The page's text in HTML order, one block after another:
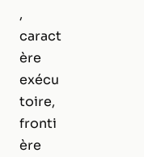
,
caract
ère
exécu
toire,
fronti
ère